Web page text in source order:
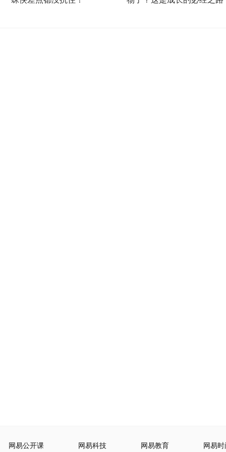
网易公开课 网易科技 网易教育 网易